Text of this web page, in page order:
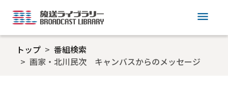
menu
トップ
番組検索
画家・北川民次 キャンバスからのメッセージ